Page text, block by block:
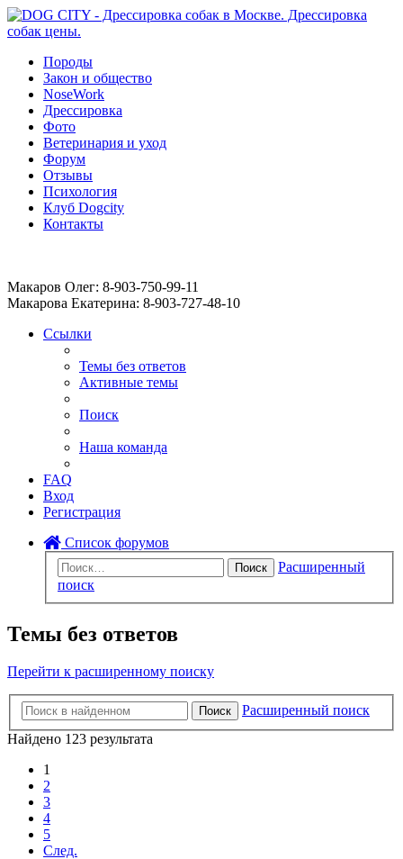
Породы
Закон и общество
NoseWork
Дрессировка
Фото
Ветеринария и уход
Форум
Отзывы
Психология
Клуб Dogcity
Контакты
Макаров Олег: 8-903-750-99-11
Макарова Екатерина: 8-903-727-48-10
Ссылки
Темы без ответов
Активные темы
Поиск
Наша команда
FAQ
Вход
Регистрация
Список форумов
Поиск
Расширенный
поиск
Темы без ответов
Перейти к расширенному поиску
Поиск
Расширенный поиск
Найдено 123 результата
1
2
3
4
5
След.